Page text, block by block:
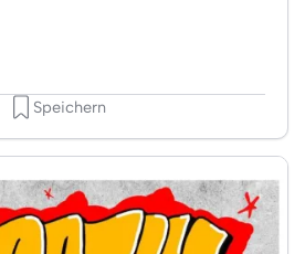
Speichern